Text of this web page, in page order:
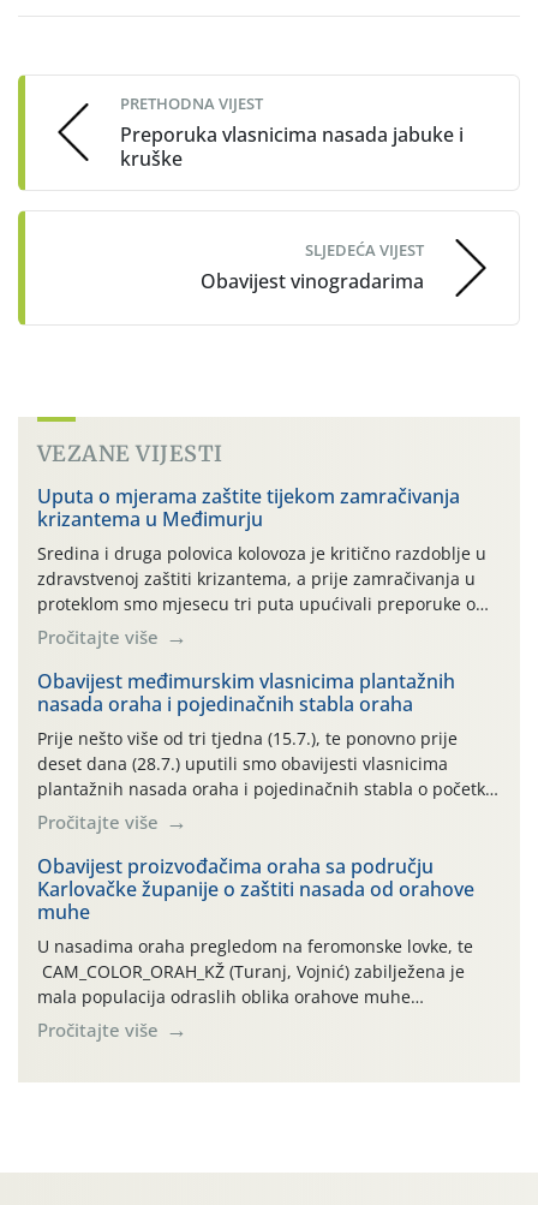
navigation
PRETHODNA VIJEST
Preporuka vlasnicima nasada jabuke i
kruške
SLJEDEĆA VIJEST
Obavijest vinogradarima
VEZANE VIJESTI
Uputa o mjerama zaštite tijekom zamračivanja
krizantema u Međimurju
Sredina i druga polovica kolovoza je kritično razdoblje u
zdravstvenoj zaštiti krizantema, a prije zamračivanja u
proteklom smo mjesecu tri puta upućivali preporuke o
preventivnim mjerama zaštite krizantema od najčešćih
uzročnika bolesti, štetnika i fito-fagnih grinja (23.7., 14.7.,
06.7.)! Na početku ovog mjeseca je zabilježeno je
povijesno i ekstremno vruće meteorološko razdoblje, uz
najviše temperature […]
Pročitajte više
Obavijest međimurskim vlasnicima plantažnih
nasada oraha i pojedinačnih stabla oraha
Prije nešto više od tri tjedna (15.7.), te ponovno prije
deset dana (28.7.) uputili smo obavijesti vlasnicima
plantažnih nasada oraha i pojedinačnih stabla o početku
leta i ovogodišnjoj potrebi usmjerenog suzbijanja
orahove muhe (Rhagoletis completa)! Već dvanaest dana
traje drugi ovogodišnji “toplinski udar”, koji naročito
izražen zadnja šest dana (31.7.-05.8.), jer najviše
temperature zraka svakodnevno […]
Pročitajte više
Obavijest proizvođačima oraha sa području
Karlovačke županije o zaštiti nasada od orahove
muhe
U nasadima oraha pregledom na feromonske lovke, te
CAM_COLOR_ORAH_KŽ (Turanj, Vojnić) zabilježena je
mala populacija odraslih oblika orahove muhe
(Rhagoletis completa). Niska brojnost može se objasniti
činjenicom da je riječ o mladim nasadima s vrlo malim
Pročitajte više